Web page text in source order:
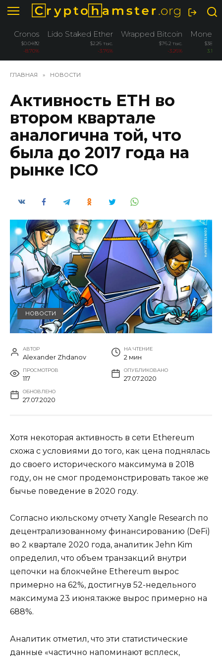
Перейти
содержанию
Cronos
$0.0492
-8.70%
Lido Staked Ether
$2.26 тыс.
-3.76%
Wrapped Bitcoin
$76.2 тыс.
-3.26%
Monero
$384.8
3.10%
ГЛАВНАЯ » НОВОСТИ
Активность ETH во
втором квартале
аналогична той, что
была до 2017 года на
рынке ICO
НОВОСТИ
АВТОР
Alexander Zhdanov
НА ЧТЕНИЕ
2 мин
ПРОСМОТРОВ
117
ОПУБЛИКОВАНО
27.07.2020
ОБНОВЛЕНО
27.07.2020
Хотя некоторая активность в сети Ethereum
схожа с условиями до того, как цена поднялась
до своего исторического максимума в 2018
году, он не смог продемонстрировать такое же
бычье поведение в 2020 году.
Согласно июльскому отчету Xangle Research по
децентрализованному финансированию (DeFi)
во 2 квартале 2020 года, аналитик Jehn Kim
определил, что объем транзакций внутри
цепочки на блокчейне Ethereum вырос
примерно на 62%, достигнув 52-недельного
максимума 23 июня.также вырос примерно на
688%.
Аналитик отметил, что эти статистические
данные «частично напоминают всплеск,